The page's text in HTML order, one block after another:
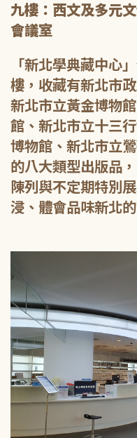
九樓：西文及多元
會議室
「新北學典藏中心
樓，收藏有新北市
新北市立黃金博物
館、新北市立十三
博物館、新北市立
的八大類型出版品
陳列與不定期特別
浸、體會品味新北